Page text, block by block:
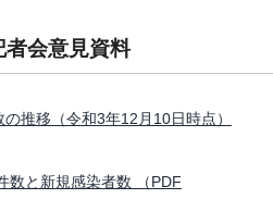
会意見資料
推移（令和3年12月10日時点）
と新規感染者数 （PDF